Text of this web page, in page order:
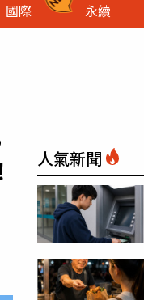
國際 永續
人氣新聞